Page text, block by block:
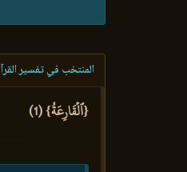
المنتخب في تفسير
{ٱلۡقَارِعَةُ} (1)